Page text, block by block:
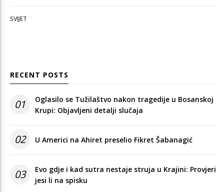
SVIJET
RECENT POSTS
01
Oglasilo se Tužilaštvo nakon tragedije u Bosanskoj
Krupi: Objavljeni detalji slučaja
02 U Americi na Ahiret preselio Fikret Šabanagić
03
Evo gdje i kad sutra nestaje struja u Krajini: Provjeri
jesi li na spisku